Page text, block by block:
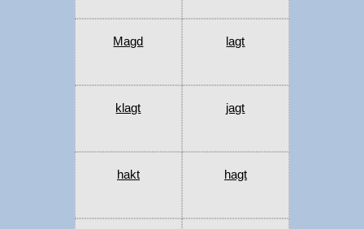
Magd lagt
klagt jagt
hakt hagt